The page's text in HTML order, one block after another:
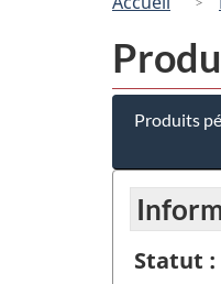
Produits
Statut :